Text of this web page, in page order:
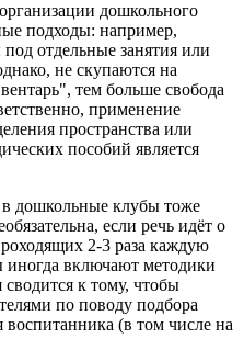
дошкольного
подходы: например,
отдельные занятия или
не скупаются на
тем больше свобода
применение
пространства или
пособий является
дошкольные клубы тоже
если речь идёт о
2-3 раза каждую
иногда включают методики
к тому, чтобы
по поводу подбора
(в том числе на